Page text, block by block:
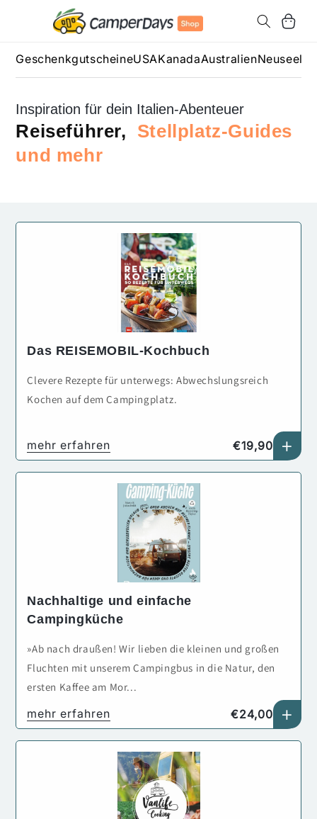
Warenkorb
GeschenkgutscheineUSAKanadaAustralien
Inspiration für dein Italien-Abenteuer
Reiseführer, Stellplatz-Guides
und mehr
Das REISEMOBIL-Kochbuch
Clevere Rezepte für unterwegs: Abwechslungsreich
Kochen auf dem Campingplatz.
mehr erfahren
Normaler
Preis
€19,90 +
Nachhaltige und einfache
Campingküche
»Ab nach draußen! Wir lieben die kleinen und großen
Fluchten mit unserem Campingbus in die Natur, den
ersten Kaffee am Mor...
mehr erfahren
Normaler
Preis
€24,00 +